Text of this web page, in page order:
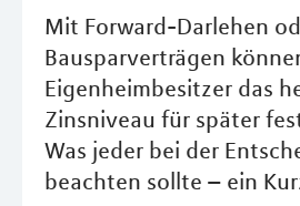
Mit Forward-Darlehen
Bausparverträgen
Eigenheimbesitzer das
Zinsniveau für später
Was jeder bei der
beachten sollte – ein